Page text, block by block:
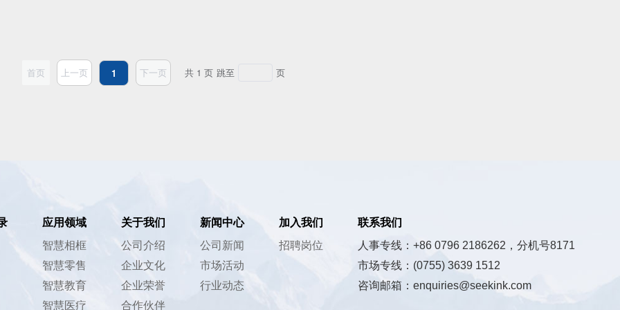
首页 上一页 1 下一页 共 1 页 跳至 页
应用领域
智慧相框
智慧零售
智慧教育
智慧医疗
关于我们
公司介绍
企业文化
企业荣誉
合作伙伴
新闻中心
公司新闻
市场活动
行业动态
加入我们
招聘岗位
联系我们
人事专线：+86 0796 2186262，分机号8171
市场专线：(0755) 3639 1512
咨询邮箱：enquiries@seekink.com